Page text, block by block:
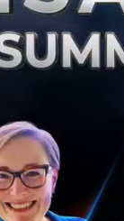
ฉีดวัคซีน Sinopharm
ส่วนใหญ่จะ
ลิตร พักผ่อนให้